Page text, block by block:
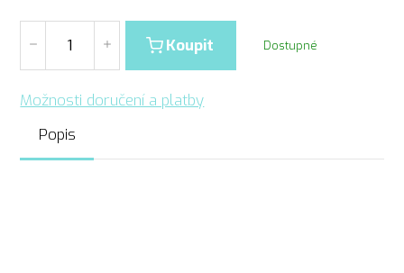
Koupit Dostupné
Možnosti doručení a platby
Popis